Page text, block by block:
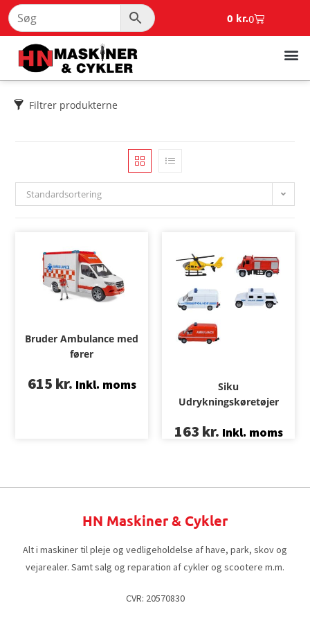
0 kr.0
Filtrer produkterne
Standardsortering
Bruder Ambulance med
fører
615 kr. Inkl. moms
Siku
Udrykningskøretøjer
163 kr. Inkl. moms
HN Maskiner & Cykler
Alt i maskiner til pleje og vedligeholdelse af have, park, skov og
vejarealer. Samt salg og reparation af cykler og scootere m.m.
CVR: 20570830